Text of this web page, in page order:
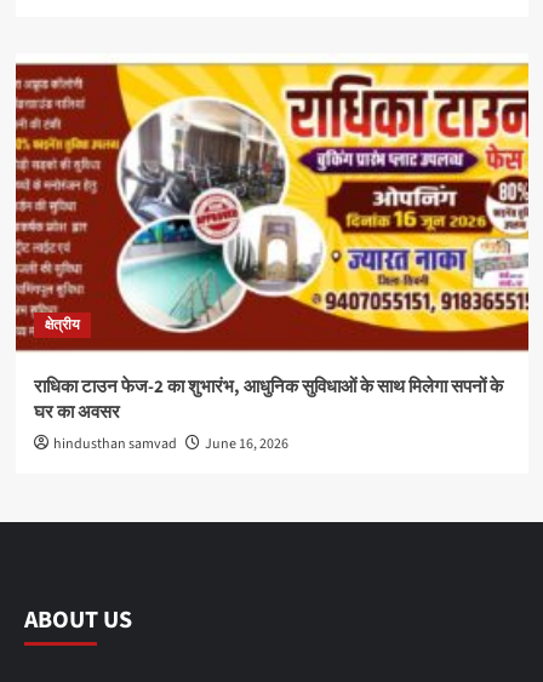
क्षेत्रीय
राधिका टाउन फेज-2 का शुभारंभ, आधुनिक सुविधाओं के साथ मिलेगा सपनों के
घर का अवसर
hindusthan samvad June 16, 2026
ABOUT US